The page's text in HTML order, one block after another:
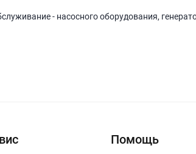
- насосного оборудования,
Помощь